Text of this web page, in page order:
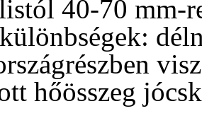
40-70 mm-
hőösszeg